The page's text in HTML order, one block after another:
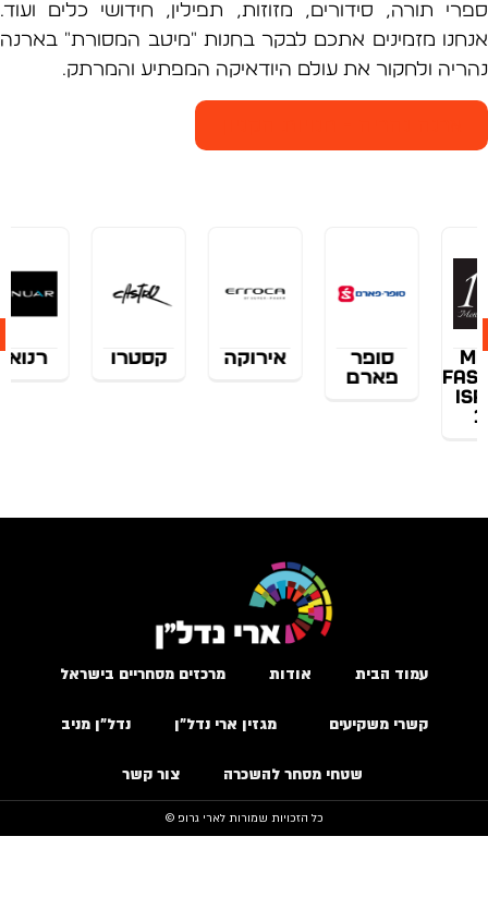
תורה, סידורים, מזוזות, תפילין, חידושי כלים ועוד.
מזמינים אתכם לבקר בחנות "מיטב המסורת" בארנה
ולחקור את עולם היודאיקה המפתיע והמרתק.
אירוקה קסטרו רנואר
עמוד הבית אודות מרכזים מסחריים בישראל
קשרי משקיעים מגזין ארי נדל״ן נדל״ן מניב
שטחי מסחר להשכרה צור קשר
כל הזכויות שמורות לארי גרופ ©